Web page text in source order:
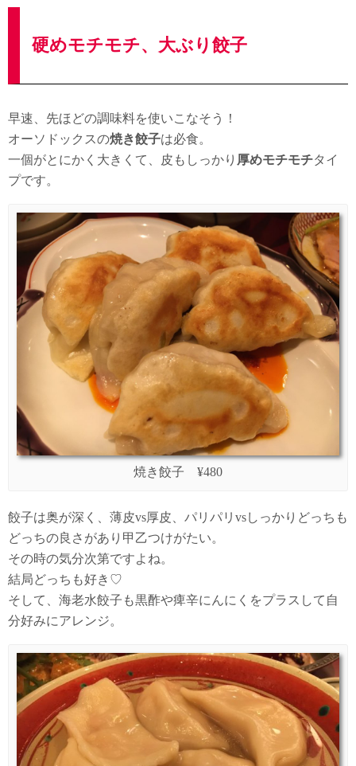
硬めモチモチ、大ぶり餃子
早速、先ほどの調味料を使いこなそう！
オーソドックスの焼き餃子は必食。
一個がとにかく大きくて、皮もしっかり 厚めモチモチタイ
プです。
焼き餃子 ¥480
餃子は奥が深く、薄皮vs厚皮、パリパリvsしっかりどっちも
どっちの良さがあり甲乙つけがたい。
その時の気分次第ですよね。
結局どっちも好き♡
そして、海老水餃子も黒酢や痺辛にんにくをプラスして自
分好みにアレンジ。